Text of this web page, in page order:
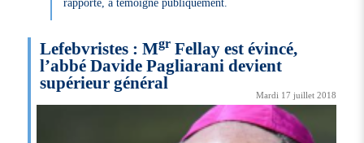
Lefebvristes : MgrFellay est évincé,
l’abbé Davide Pagliarani devient
supérieur général
Mardi 17 juillet 2018